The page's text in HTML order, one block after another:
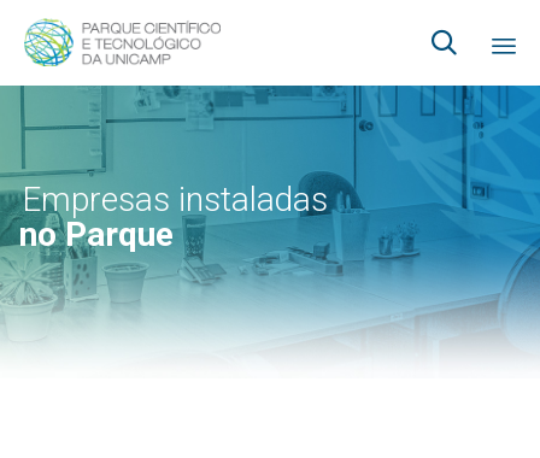

no Parque
Empresas instaladas